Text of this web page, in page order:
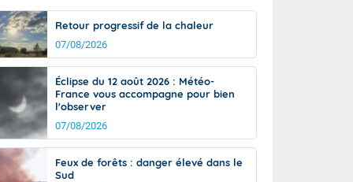
de
Phénomènes dangereux de J+2 à J+7
Avertissement pluies intenses à l'échelle
des communes (Apic)
Bulletins Marine
Bulletins d'estimation du risque
d'avalanche
Météo des forêts
Vigicrues
Retour progressif de la chaleur
07/08/2026
Éclipse du 12 août 2026 : Météo-
France vous accompagne pour bien
l'observer
07/08/2026
Feux de forêts : danger élevé dans le
Sud